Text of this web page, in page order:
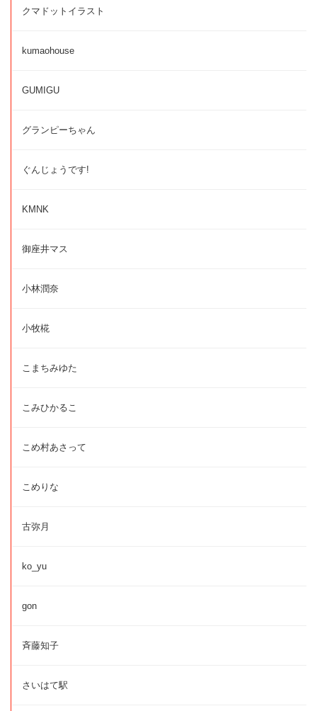
クマドットイラスト
kumaohouse
GUMIGU
グランピーちゃん
ぐんじょうです!
KMNK
御座井マス
小林潤奈
小牧椛
こまちみゆた
こみひかるこ
こめ村あさって
こめりな
古弥月
ko_yu
gon
斉藤知子
さいはて駅